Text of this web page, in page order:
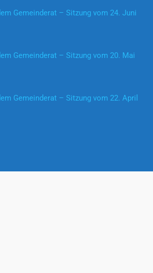
Gemeinderat – Sitzung vom 24. Juni
Gemeinderat – Sitzung vom 20. Mai
Gemeinderat – Sitzung vom 22. April